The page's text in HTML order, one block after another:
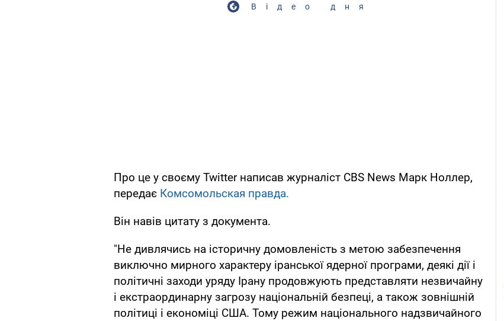
Відео дня
Про це у своєму Twitter написав журналіст CBS News Марк Ноллер,
передає Комсомольская правда.
Він навів цитату з документа.
"Не дивлячись на історичну домовленість з метою забезпечення
виключно мирного характеру іранської ядерної програми, деякі дії і
політичні заходи уряду Ірану продовжують представляти незвичайну
і екстраординарну загрозу національній безпеці, а також зовнішній
політиці і економіці США. Тому режим національного надзвичайного